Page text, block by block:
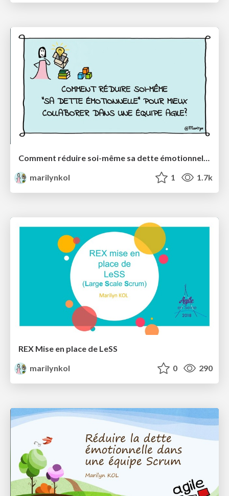
Comment réduire soi-même sa dette émotionnelle pour mieux collaborer dans une équipe agile?
marilynkol
1 1.7k
REX Mise en place de LeSS
marilynkol
0 290